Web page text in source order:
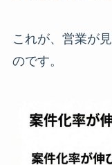
これが、営業が
のです。